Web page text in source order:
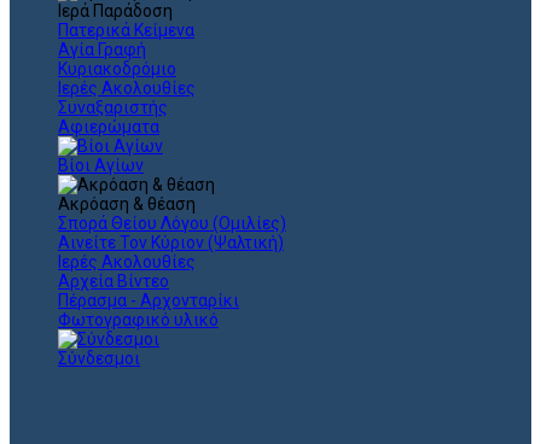
Ιερά Παράδοση
Πατερικά Κείμενα
Αγία Γραφή
Κυριακοδρόμιο
Ιερές Ακολουθίες
Συναξαριστής
Αφιερώματα
Βίοι Αγίων
Ακρόαση & θέαση
Σπορά Θείου Λόγου (Ομιλίες)
Αινείτε Τον Κύριον (Ψαλτική)
Ιερές Ακολουθίες
Αρχεία Βίντεο
Πέρασμα - Αρχονταρίκι
Φωτογραφικό υλικό
Σύνδεσμοι